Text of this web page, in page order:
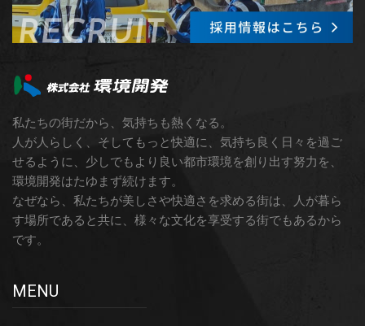
私たちの街だから、気持ちも熱くなる。
人が人らしく、そしてもっと快適に、気持ち良く日々を過ご
せるように、少しでもより良い都市環境を創り出す努力を、
環境開発はたゆまず続けます。
なぜなら、私たちが美しさや快適さを求める街は、人が暮ら
す場所であると共に、様々な文化を享受する街でもあるから
です。
MENU